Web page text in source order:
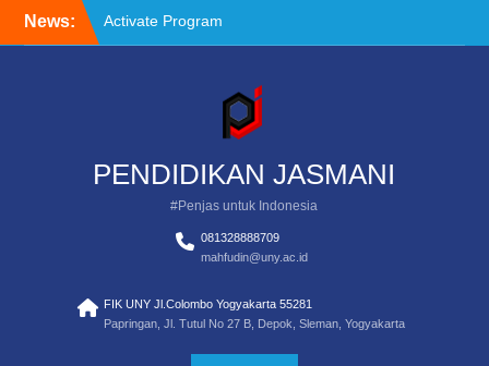
News:
Activate Program
Definisi Penilaian Untuk
Standar Pendidikan Guru
PENDIDIKAN JASMANI
#Penjas untuk Indonesia
081328888709
mahfudin@uny.ac.id
FIK UNY Jl.Colombo Yogyakarta 55281
Papringan, Jl. Tutul No 27 B, Depok, Sleman, Yogyakarta